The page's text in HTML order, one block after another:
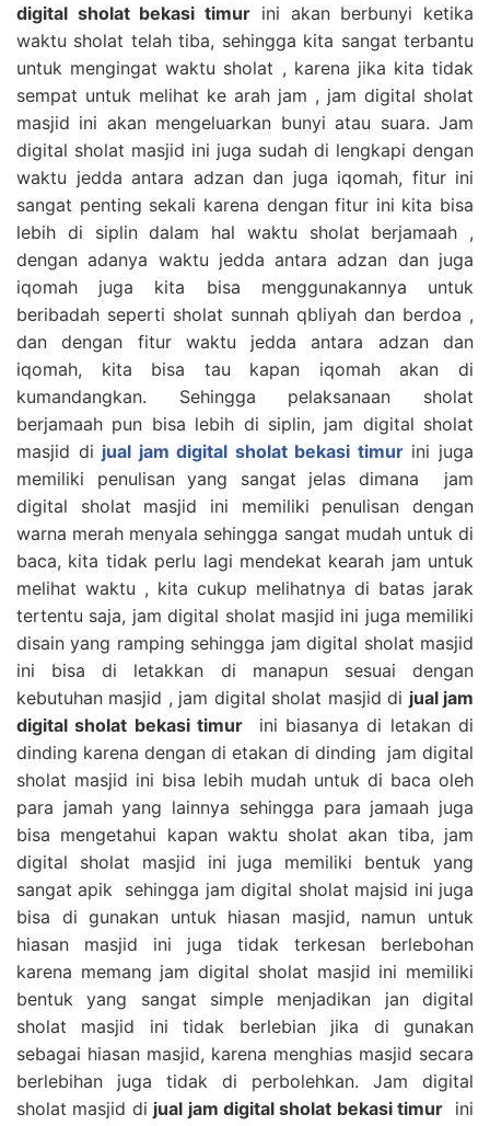
digital sholat bekasi timur ini akan berbunyi ketika
waktu sholat telah tiba, sehingga kita sangat terbantu
untuk mengingat waktu sholat , karena jika kita tidak
sempat untuk melihat ke arah jam , jam digital sholat
masjid ini akan mengeluarkan bunyi atau suara. Jam
digital sholat masjid ini juga sudah di lengkapi dengan
waktu jedda antara adzan dan juga iqomah, fitur ini
sangat penting sekali karena dengan fitur ini kita bisa
lebih di siplin dalam hal waktu sholat berjamaah ,
dengan adanya waktu jedda antara adzan dan juga
iqomah juga kita bisa menggunakannya untuk
beribadah seperti sholat sunnah qbliyah dan berdoa ,
dan dengan fitur waktu jedda antara adzan dan
iqomah, kita bisa tau kapan iqomah akan di
kumandangkan. Sehingga pelaksanaan sholat
berjamaah pun bisa lebih di siplin, jam digital sholat
masjid di jual jam digital sholat bekasi timurini juga
memiliki penulisan yang sangat jelas dimana jam
digital sholat masjid ini memiliki penulisan dengan
warna merah menyala sehingga sangat mudah untuk di
baca, kita tidak perlu lagi mendekat kearah jam untuk
melihat waktu , kita cukup melihatnya di batas jarak
tertentu saja, jam digital sholat masjid ini juga memiliki
disain yang ramping sehingga jam digital sholat masjid
ini bisa di letakkan di manapun sesuai dengan
kebutuhan masjid , jam digital sholat masjid di jual jam
digital sholat bekasi timur ini biasanya di letakan di
dinding karena dengan di etakan di dinding jam digital
sholat masjid ini bisa lebih mudah untuk di baca oleh
para jamah yang lainnya sehingga para jamaah juga
bisa mengetahui kapan waktu sholat akan tiba, jam
digital sholat masjid ini juga memiliki bentuk yang
sangat apik sehingga jam digital sholat majsid ini juga
bisa di gunakan untuk hiasan masjid, namun untuk
hiasan masjid ini juga tidak terkesan berlebohan
karena memang jam digital sholat masjid ini memiliki
bentuk yang sangat simple menjadikan jan digital
sholat masjid ini tidak berlebian jika di gunakan
sebagai hiasan masjid, karena menghias masjid secara
berlebihan juga tidak di perbolehkan. Jam digital
sholat masjid di jual jam digital sholat bekasi timur ini